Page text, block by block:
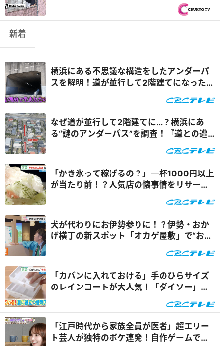
新着
横浜にある不思議な構造をしたアンダーパ
スを解明！道が並行して2階建てになったワ
なぜ道が並行して2階建てに…？横浜にあ
る“謎のアンダーパス”を調査！『道との遭
「かき氷って稼げるの？」一杯1000円以上
が当たり前！？人気店の懐事情をリサーチ
犬が代わりにお伊勢参りに！？伊勢・おか
げ横丁の新スポット「オカゲ屋敷」で“おか
「カバンに入れておける」手のひらサイズ
のレインコートが大人気！「ダイソー」で
「江戸時代から家族全員が医者」超エリー
ト芸人が独特のボケ連発！自作ゲームで三